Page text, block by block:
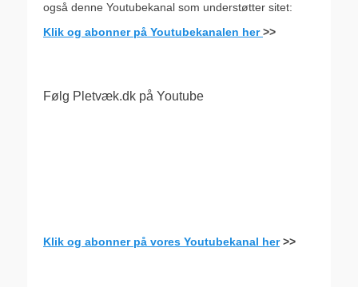
også denne Youtubekanal som understøtter sitet:
Klik og abonner på Youtubekanalen her>>
Følg Pletvæk.dk på Youtube
Klik og abonner på vores Youtubekanal her>>